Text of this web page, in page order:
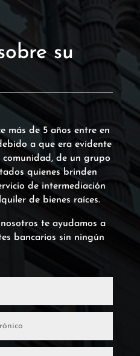
su
más de 5 años entre en
a que era evidente
comunidad, de un grupo
quienes brinden
de intermediación
de bienes raíces.
te ayudamos a
bancarios sin ningún